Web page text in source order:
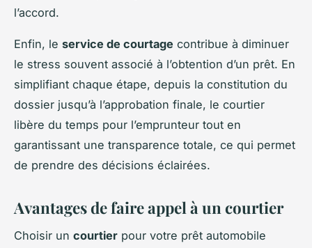
l’accord.
Enfin, le service de courtage contribue à diminuer
le stress souvent associé à l’obtention d’un prêt. En
simplifiant chaque étape, depuis la constitution du
dossier jusqu’à l’approbation finale, le courtier
libère du temps pour l’emprunteur tout en
garantissant une transparence totale, ce qui permet
de prendre des décisions éclairées.
Avantages de faire appel à un courtier
Choisir un courtier pour votre prêt automobile